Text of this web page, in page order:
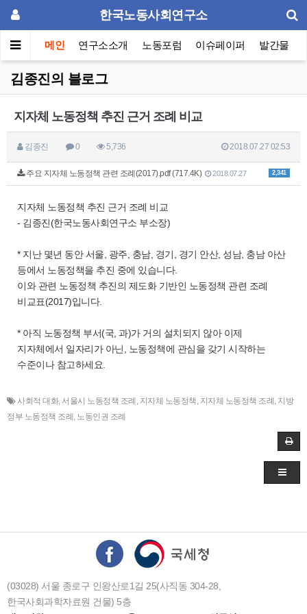
한국노동사회연구소
메인 연구소소개 노동포럼 이슈페이퍼 발간물
김종진의 블로그
지자체 노동정책 추진 근거 조례 비교
김종진 0 5,736 2018.07.27 02:53
2,341
주요 지자체 노동정책 관련 조례(2017).pdf (717.4K) 2018.07.27
지자체 노동정책 추진 근거 조례 비교
- 김종진(한국노동사회연구소 부소장)
* 지난 몇년 동안 서울, 광주, 충남, 경기, 경기 안산, 성남, 충남 아산
등에서 노동정책을 추진 중에 있습니다.
이와 관련 노동정책 추진의 제도화 기반인 노동정책 관련 조례
비교표(2017)입니다.
* 아직 노동정책 부서(국, 과)가 거의 설치되지 않아 이제
지자체에서 일자리가 아닌, 노동정책에 관심을 갖기 시작하는
수준이나 참고하세요.
사회적 대화, 서울시 노동정책 조례 , 지자체 노동정책 , 지자체 노동정책 조례 , 지방
정부 노동정책 조례 , 노동인권 조례
(03028) 서울 종로구 인왕산로1길 25(사직동 304-28,
한국사회과학자료원 건물) 5층